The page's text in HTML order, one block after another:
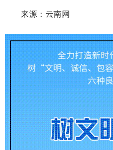
来源： 云南网